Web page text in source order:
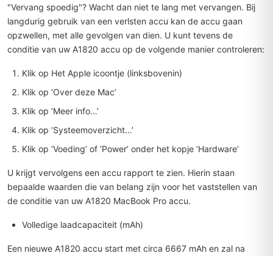
"Vervang spoedig"? Wacht dan niet te lang met vervangen. Bij
langdurig gebruik van een verlsten accu kan de accu gaan
opzwellen, met alle gevolgen van dien. U kunt tevens de
conditie van uw A1820 accu op de volgende manier controleren:
Klik op Het Apple icoontje (linksbovenin)
Klik op ‘Over deze Mac’
Klik op ‘Meer info…’
Klik op ‘Systeemoverzicht…’
Klik op ‘Voeding’ of ‘Power’ onder het kopje ‘Hardware’
U krijgt vervolgens een accu rapport te zien. Hierin staan
bepaalde waarden die van belang zijn voor het vaststellen van
de conditie van uw A1820 MacBook Pro accu.
Volledige laadcapaciteit (mAh)
Een nieuwe A1820 accu start met circa 6667 mAh en zal na